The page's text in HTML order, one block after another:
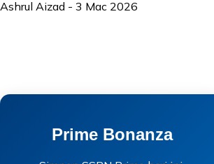
Ashrul Aizad - 3 Mac 2026
Prime Bonanza